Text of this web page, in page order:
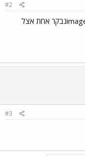
#2
../images/Emo24.gif../images/Emo25.gifנבקר אחת אצל
#3